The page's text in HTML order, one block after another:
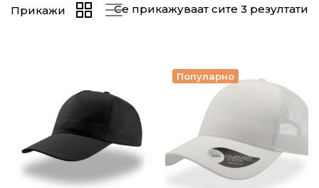
Се прикажуваат сите 3 резултати
Прикажи
Популарно